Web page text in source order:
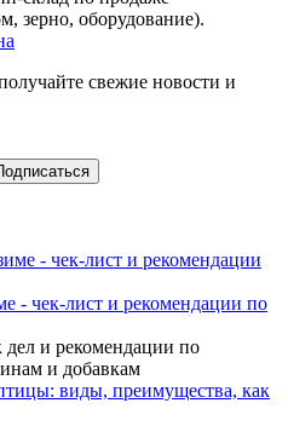
зepнo, oбoрудование).
свежие новости и
- чек-лист и рекомендации по
и рекомендации по
и добавкам